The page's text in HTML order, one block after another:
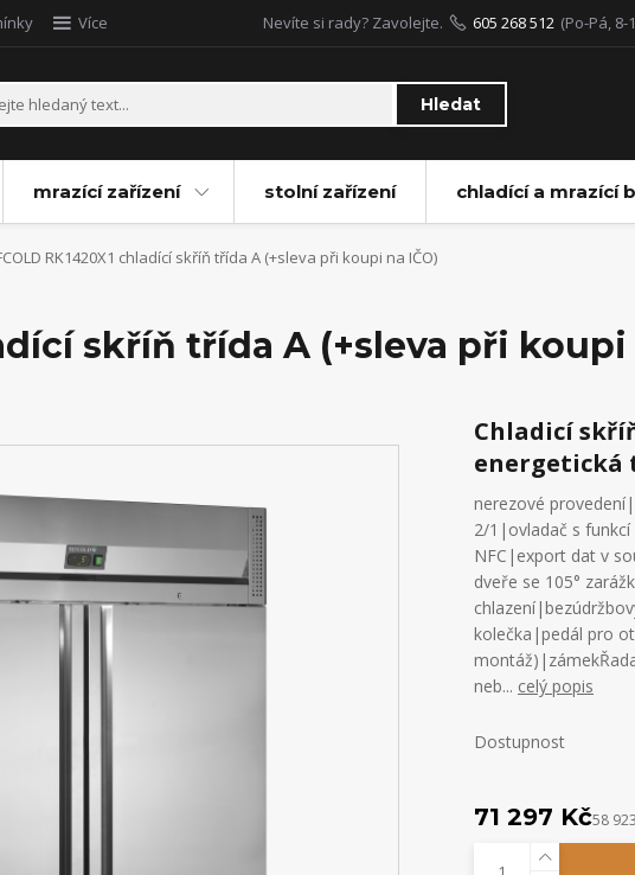
Více
Hledat
Nevíte si rady? Zavolejte. 605 268 512 (Po-Pá, 8-
mrazící zařízení stolní zařízení chladící a mrazící
RK1420X1 chladící skříň třída A (+sleva při koupi na IČO)
skříň třída A (+sleva při koupi
Chladicí
energetická
nerezové
2/1|ovladač s
NFC|export dat v
dveře se 105°
kolečka|pedál pro
neb... celý popis
Dostupnost
71 297 Kč58